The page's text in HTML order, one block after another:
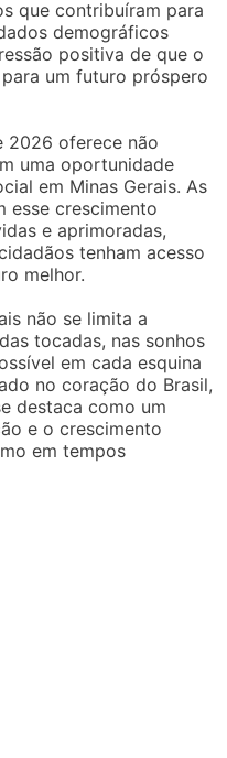
que contribuíram para
demográficos
positiva de que o
um futuro próspero
2026 oferece não
uma oportunidade
em Minas Gerais. As
esse crescimento
e aprimoradas,
tenham acesso
melhor.
não se limita a
tocadas, nas sonhos
em cada esquina
no coração do Brasil,
destaca como um
e o crescimento
em tempos